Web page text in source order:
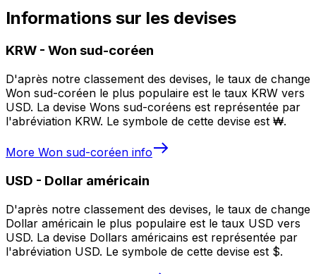
Informations sur les devises
KRW - Won sud-coréen
D'après notre classement des devises, le taux de change
Won sud-coréen le plus populaire est le taux KRW vers
USD. La devise Wons sud-coréens est représentée par
l'abréviation KRW. Le symbole de cette devise est ₩.
More Won sud-coréen info
USD - Dollar américain
D'après notre classement des devises, le taux de change
Dollar américain le plus populaire est le taux USD vers
USD. La devise Dollars américains est représentée par
l'abréviation USD. Le symbole de cette devise est $.